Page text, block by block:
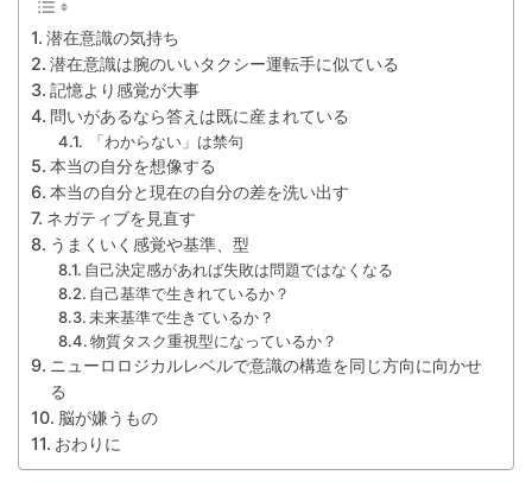
潜在意識の気持ち
潜在意識は腕のいいタクシー運転手に似ている
記憶より感覚が大事
問いがあるなら答えは既に産まれている
「わからない」は禁句
本当の自分を想像する
本当の自分と現在の自分の差を洗い出す
ネガティブを見直す
うまくいく感覚や基準、型
自己決定感があれば失敗は問題ではなくなる
自己基準で生きれているか？
未来基準で生きているか？
物質タスク重視型になっているか？
ニューロロジカルレベルで意識の構造を同じ方向に向かせ
る
脳が嫌うもの
おわりに